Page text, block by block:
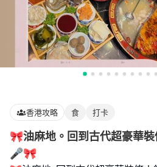
香港攻略 食 打卡
🎀油麻地。回到古代超豪華
🎤🎀